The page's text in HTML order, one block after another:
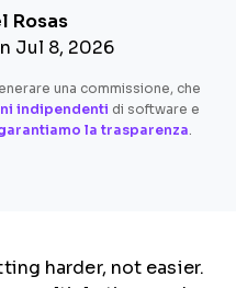
Rosas
Jul 8, 2026
una commissione, che
indipendenti di software e
la trasparenza.
harder, not easier.